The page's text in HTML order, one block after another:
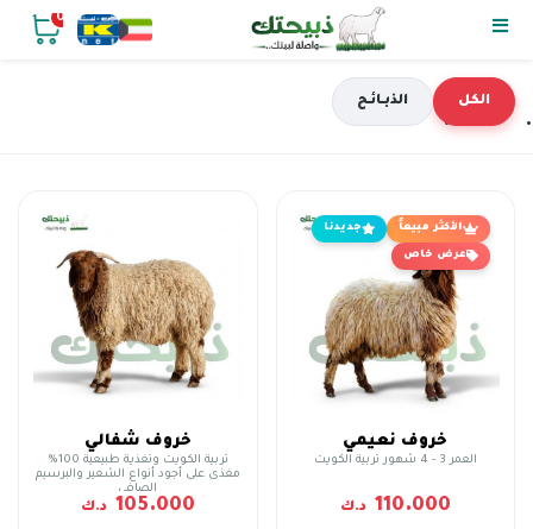
0
الكل الذبـائـح
الأكثر مبيعاً جديدنا
عرض خاص
خروف نعيمي
العمر 3 - 4 شهور تربية الكويت
110.000 د.ك
خروف شفالي
تربية الكويت وتغذية طبيعية 100%
مغذى على أجود أنواع الشعير والبرسيم
الصافي
105.000 د.ك